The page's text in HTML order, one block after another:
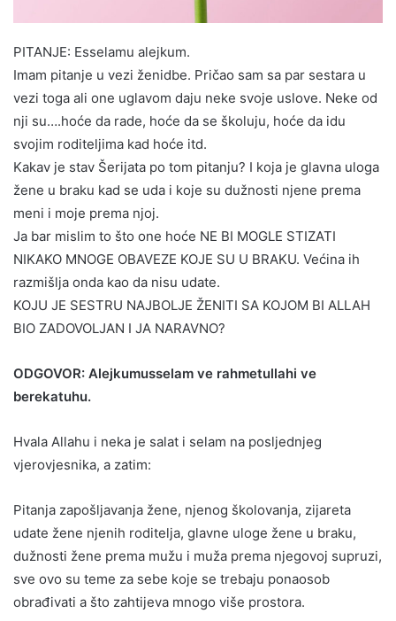
PITANJE: Esselamu alejkum.
Imam pitanje u vezi ženidbe. Pričao sam sa par sestara u
vezi toga ali one uglavom daju neke svoje uslove. Neke od
nji su….hoće da rade, hoće da se školuju, hoće da idu
svojim roditeljima kad hoće itd.
Kakav je stav Šerijata po tom pitanju? I koja je glavna uloga
žene u braku kad se uda i koje su dužnosti njene prema
meni i moje prema njoj.
Ja bar mislim to što one hoće NE BI MOGLE STIZATI
NIKAKO MNOGE OBAVEZE KOJE SU U BRAKU. Većina ih
razmišlja onda kao da nisu udate.
KOJU JE SESTRU NAJBOLJE ŽENITI SA KOJOM BI ALLAH
BIO ZADOVOLJAN I JA NARAVNO?
ODGOVOR: Alejkumusselam ve rahmetullahi ve
berekatuhu.
Hvala Allahu i neka je salat i selam na posljednjeg
vjerovjesnika, a zatim:
Pitanja zapošljavanja žene, njenog školovanja, zijareta
udate žene njenih roditelja, glavne uloge žene u braku,
dužnosti žene prema mužu i muža prema njegovoj supruzi,
sve ovo su teme za sebe koje se trebaju ponaosob
obrađivati a što zahtijeva mnogo više prostora.